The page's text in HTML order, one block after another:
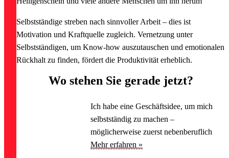
Selbstständige streben nach sinnvoller Arbeit – dies ist
Motivation und Kraftquelle zugleich. Vernetzung unter
Selbstständigen, um Know-how auszutauschen und emotionalen
Rückhalt zu finden, fördert die Produktivität erheblich.
Wo stehen Sie gerade jetzt?
Ich habe eine Geschäftsidee, um mich
selbstständig zu machen –
möglicherweise zuerst nebenberuflich
Mehr erfahren »